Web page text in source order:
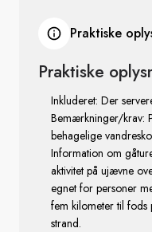
Praktiske
Praktiske
Inkluderet: Der
Bemærkninger/krav:
behagelige
Information om
aktivitet på ujævne
egnet for personer
fem kilometer til fods
strand.